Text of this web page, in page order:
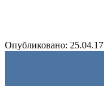
Опубликовано: 25.04.17